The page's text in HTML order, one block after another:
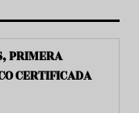
PRIMERA
CERTIFICADA